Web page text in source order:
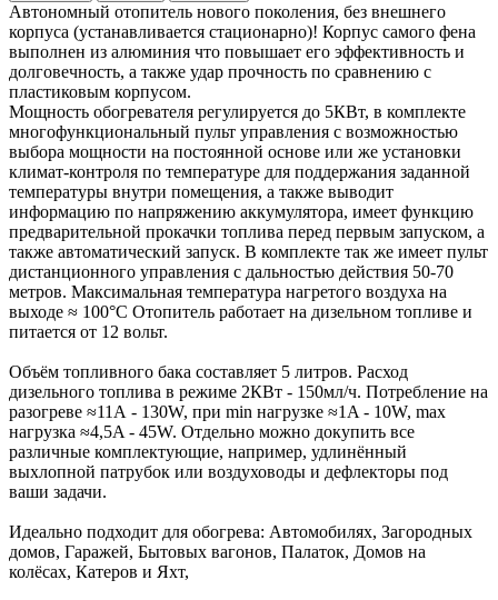
Автономный отопитель нового поколения, без внешнего
корпуса (устанавливается стационарно)! Корпус самого фена
выполнен из алюминия что повышает его эффективность и
долговечность, а также удар прочность по сравнению с
пластиковым корпусом.
Мощность обогревателя регулируется до 5КВт, в комплекте
многофункциональный пульт управления с возможностью
выбора мощности на постоянной основе или же установки
климат-контроля по температуре для поддержания заданной
температуры внутри помещения, а также выводит
информацию по напряжению аккумулятора, имеет функцию
предварительной прокачки топлива перед первым запуском, а
также автоматический запуск. В комплекте так же имеет пульт
дистанционного управления с дальностью действия 50-70
метров. Максимальная температура нагретого воздуха на
выходе ≈ 100°C Отопитель работает на дизельном топливе и
питается от 12 вольт.
Объём топливного бака составляет 5 литров. Расход
дизельного топлива в режиме 2КВт - 150мл/ч. Потребление на
разогреве ≈11А - 130W, при min нагрузке ≈1A - 10W, max
нагрузка ≈4,5A - 45W. Отдельно можно докупить все
различные комплектующие, например, удлинённый
выхлопной патрубок или воздуховоды и дефлекторы под
ваши задачи.
Идеально подходит для обогрева: Автомобилях, Загородных
домов, Гаражей, Бытовых вагонов, Палаток, Домов на
колёсах, Катеров и Яхт,